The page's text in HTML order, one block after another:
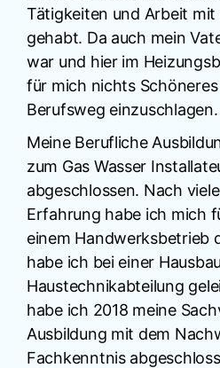
Tätigkeiten und Arbeit mit
gehabt. Da auch mein
war und hier im
für mich nichts Schöneres
Berufsweg einzuschlagen.
Meine Berufliche
zum Gas Wasser
abgeschlossen. Nach
Erfahrung habe ich mich
einem Handwerksbetrieb
habe ich bei einer
Haustechnikabteilung
habe ich 2018 meine
Ausbildung mit dem
Fachkenntnis